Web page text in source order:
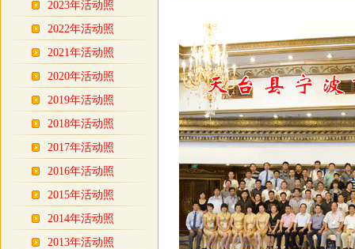
2023年活动照
2022年活动照
2021年活动照
2020年活动照
2019年活动照
2018年活动照
2017年活动照
2016年活动照
2015年活动照
2014年活动照
2013年活动照